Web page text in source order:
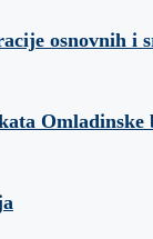
osnovnih i
Omladinske